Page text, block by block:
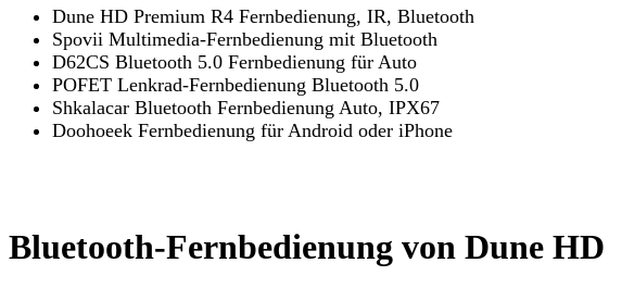
Dune HD Premium R4 Fernbedienung, IR, Bluetooth
Spovii Multimedia-Fernbedienung mit Bluetooth
D62CS Bluetooth 5.0 Fernbedienung für Auto
POFET Lenkrad-Fernbedienung Bluetooth 5.0
Shkalacar Bluetooth Fernbedienung Auto, IPX67
Doohoeek Fernbedienung für Android oder iPhone
Bluetooth-Fernbedienung von Dune HD